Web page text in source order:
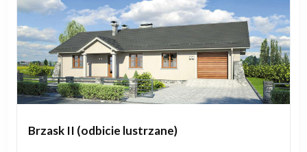
Brzask II (odbicie lustrzane)